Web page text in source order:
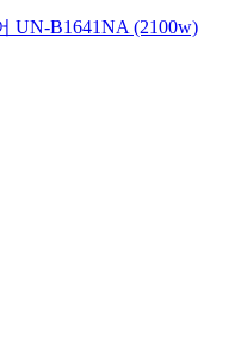
UN-B1641NA (2100w)